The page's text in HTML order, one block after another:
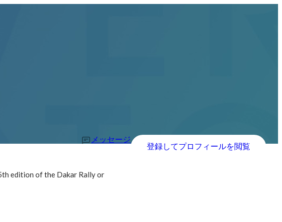
メッセージ
登録してプロフィールを閲覧
edition of the Dakar Rally or